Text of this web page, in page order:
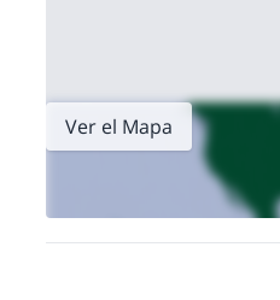
Ver el Mapa